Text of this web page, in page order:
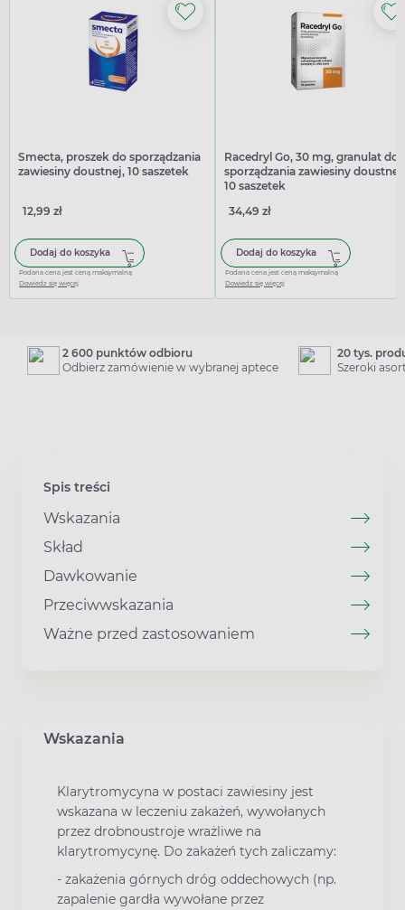
Smecta, proszek do sporządzania
zawiesiny doustnej, 10 saszetek
12,99 zł
Dodaj do koszyka
Podana cena jest ceną maksymalną
Dowiedz się więcej
Racedryl Go, 30 mg, granulat do
sporządzania zawiesiny doustnej,
10 saszetek
34,49 zł
Dodaj do koszyka
Podana cena jest ceną maksymalną
Dowiedz się więcej
2 600 punktów odbioru
Odbierz zamówienie w wybranej aptece
20 tys.
Szeroki
Spis treści
Wskazania
Skład
Dawkowanie
Przeciwwskazania
Ważne przed zastosowaniem
Wskazania
Klarytromycyna w postaci zawiesiny jest
wskazana w leczeniu zakażeń, wywołanych
przez drobnoustroje wrażliwe na
klarytromycynę. Do zakażeń tych zaliczamy:
- zakażenia górnych dróg oddechowych (np.
zapalenie gardła wywołane przez